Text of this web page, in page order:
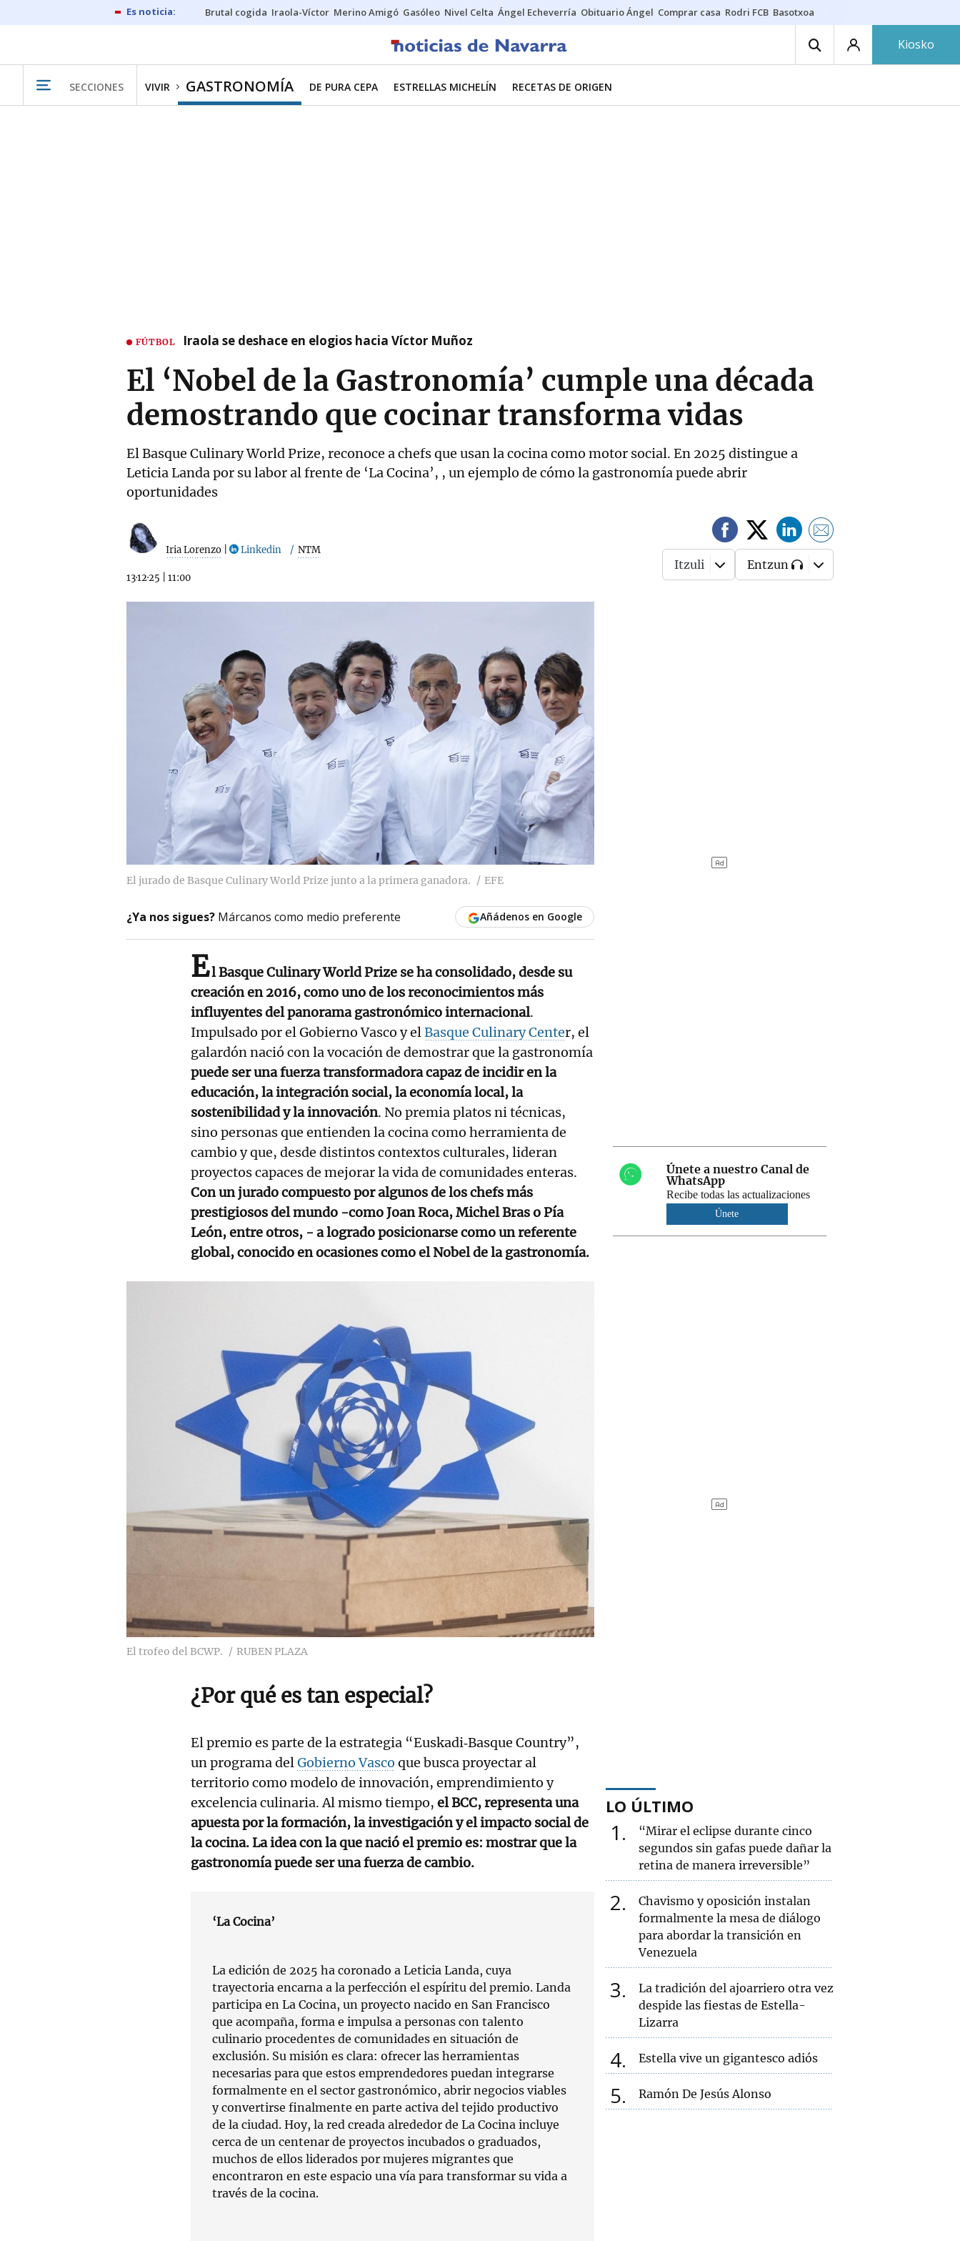
Brutal cogida Iraola-Víctor Merino Amigó Gasóleo Nivel Celta Ángel Echeverría Obituario Ángel Comprar casa Rodri FCB Basotxoa
Kiosko
SECCIONES VIVIR GASTRONOMÍA DE PURA CEPA ESTRELLAS MICHELÍN RECETAS DE ORIGEN
FÚTBOL Iraola se deshace en elogios hacia Víctor Muñoz
El ‘Nobel de la Gastronomía’ cumple una década
demostrando que cocinar transforma vidas
El Basque Culinary World Prize, reconoce a chefs que usan la cocina como motor social. En 2025 distingue a
Leticia Landa por su labor al frente de ‘La Cocina’, , un ejemplo de cómo la gastronomía puede abrir
oportunidades
Iria Lorenzo Linkedin NTM
13·12·25 11:00
Itzuli Entzun
El jurado de Basque Culinary World Prize junto a la primera ganadora. EFE
¿Ya nos sigues? Márcanos como medio preferente Añádenos en Google
El Basque Culinary World Prize se ha consolidado, desde su
creación en 2016, como uno de los reconocimientos más
influyentes del panorama gastronómico internacional.
Impulsado por el Gobierno Vasco y elBasque Culinary Center, el
galardón nació con la vocación de demostrar que la gastronomía
puede ser una fuerza transformadora capaz de incidir en la
educación, la integración social, la economía local, la
sostenibilidad y la innovación. No premia platos ni técnicas,
sino personas que entienden la cocina como herramienta de
cambio y que, desde distintos contextos culturales, lideran
proyectos capaces de mejorar la vida de comunidades enteras.
Con un jurado compuesto por algunos de los chefs más
prestigiosos del mundo -como Joan Roca, Michel Bras o Pía
León, entre otros, - a logrado posicionarse como un referente
global, conocido en ocasiones como el Nobel de la gastronomía.
El trofeo del BCWP. RUBEN PLAZA
¿Por qué es tan especial?
El premio es parte de la estrategia “Euskadi‑Basque Country”,
un programa delGobierno Vasco que busca proyectar al
territorio como modelo de innovación, emprendimiento y
excelencia culinaria. Al mismo tiempo, el BCC, representa una
apuesta por la formación, la investigación y el impacto social de
la cocina. La idea con la que nació el premio es: mostrar que la
gastronomía puede ser una fuerza de cambio.
‘La Cocina’
La edición de 2025 ha coronado a Leticia Landa, cuya
trayectoria encarna a la perfección el espíritu del premio. Landa
participa en La Cocina, un proyecto nacido en San Francisco
que acompaña, forma e impulsa a personas con talento
culinario procedentes de comunidades en situación de
exclusión. Su misión es clara: ofrecer las herramientas
necesarias para que estos emprendedores puedan integrarse
formalmente en el sector gastronómico, abrir negocios viables
y convertirse finalmente en parte activa del tejido productivo
de la ciudad. Hoy, la red creada alrededor de La Cocina incluye
cerca de un centenar de proyectos incubados o graduados,
muchos de ellos liderados por mujeres migrantes que
encontraron en este espacio una vía para transformar su vida a
través de la cocina.
Únete a nuestro Canal de
WhatsApp
Recibe todas las actualizaciones
Únete
LO ÚLTIMO
1
“Mirar el eclipse durante cinco
segundos sin gafas puede dañar la
retina de manera irreversible”
2
Chavismo y oposición instalan
formalmente la mesa de diálogo
para abordar la transición en
Venezuela
3
La tradición del ajoarriero otra vez
despide las fiestas de Estella-
Lizarra
4 Estella vive un gigantesco adiós
5 Ramón De Jesús Alonso